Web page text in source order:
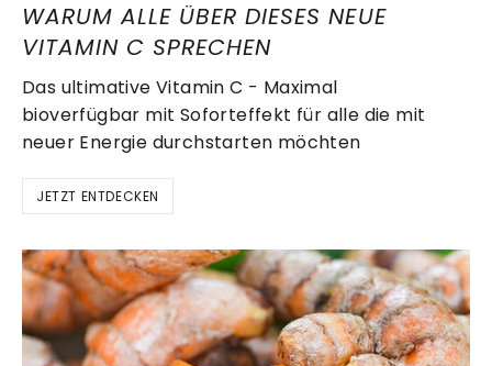
WARUM ALLE ÜBER DIESES NEUE
VITAMIN C SPRECHEN
Das ultimative Vitamin C - Maximal
bioverfügbar mit Soforteffekt für alle die mit
neuer Energie durchstarten möchten
JETZT ENTDECKEN